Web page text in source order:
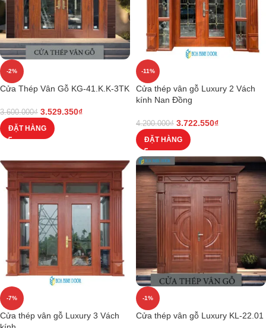
-2%
Cửa Thép Vân Gỗ KG-41.K.K-3TK
3.600.000₫ 3.529.350₫
ĐẶT HÀNG
-11%
Cửa thép vân gỗ Luxury 2 Vách
kính Nan Đồng
4.200.000₫ 3.722.550₫
ĐẶT HÀNG
-7%
Cửa thép vân gỗ Luxury 3 Vách
-1%
Cửa thép vân gỗ Luxury KL-22.01